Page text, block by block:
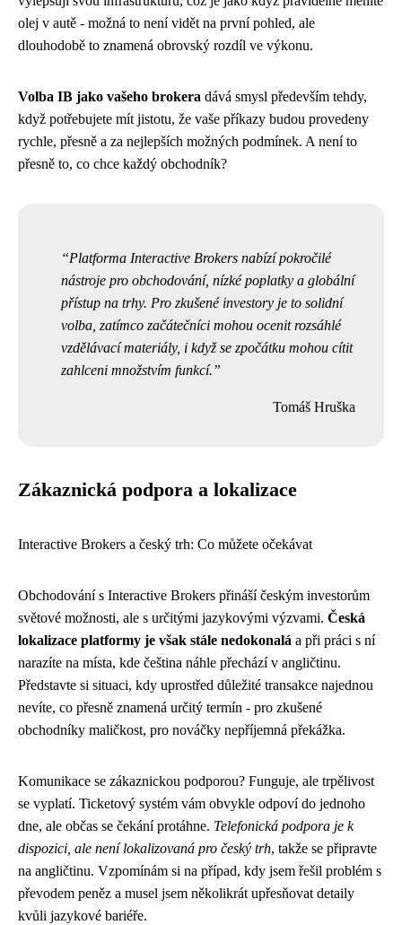
olej v autě - možná to není vidět na první pohled, ale
dlouhodobě to znamená obrovský rozdíl ve výkonu.
Volba IB jako vašeho brokera dává smysl především tehdy,
když potřebujete mít jistotu, že vaše příkazy budou provedeny
rychle, přesně a za nejlepších možných podmínek. A není to
přesně to, co chce každý obchodník?
Platforma Interactive Brokers nabízí pokročilé
nástroje pro obchodování, nízké poplatky a globální
přístup na trhy. Pro zkušené investory je to solidní
volba, zatímco začátečníci mohou ocenit rozsáhlé
vzdělávací materiály, i když se zpočátku mohou cítit
zahlceni množstvím funkcí.
Tomáš Hruška
Zákaznická podpora a lokalizace
Interactive Brokers a český trh: Co můžete očekávat
Obchodování s Interactive Brokers přináší českým investorům
světové možnosti, ale s určitými jazykovými výzvami. Česká
lokalizace platformy je však stále nedokonalá a při práci s ní
narazíte na místa, kde čeština náhle přechází v angličtinu.
Představte si situaci, kdy uprostřed důležité transakce najednou
nevíte, co přesně znamená určitý termín - pro zkušené
obchodníky maličkost, pro nováčky nepříjemná překážka.
Komunikace se zákaznickou podporou? Funguje, ale trpělivost
se vyplatí. Ticketový systém vám obvykle odpoví do jednoho
dne, ale občas se čekání protáhne. Telefonická podpora je k
dispozici, ale není lokalizovaná pro český trh, takže se připravte
na angličtinu. Vzpomínám si na případ, kdy jsem řešil problém s
převodem peněz a musel jsem několikrát upřesňovat detaily
kvůli jazykové bariéře.